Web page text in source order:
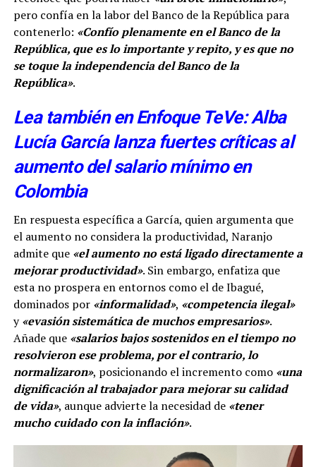
pero confía en la labor del Banco de la República para
contenerlo: «Confío plenamente en el Banco de la
República, que es lo importante y repito, y es que no
se toque la independencia del Banco de la
República».
Lea también en Enfoque TeVe: Alba
Lucía García lanza fuertes críticas al
aumento del salario mínimo en
Colombia
En respuesta específica a García, quien argumenta que
el aumento no considera la productividad, Naranjo
admite que «el aumento no está ligado directamente a
mejorar productividad». Sin embargo, enfatiza que
esta no prospera en entornos como el de Ibagué,
dominados por «informalidad», «competencia ilegal»
y«evasión sistemática de muchos empresarios».
Añade que «salarios bajos sostenidos en el tiempo no
resolvieron ese problema, por el contrario, lo
normalizaron», posicionando el incremento como «una
dignificación al trabajador para mejorar su calidad
de vida», aunque advierte la necesidad de «tener
mucho cuidado con la inflación».